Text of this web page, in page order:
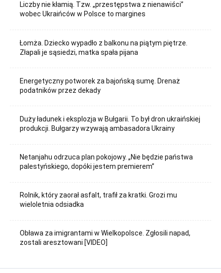
Liczby nie kłamią. Tzw. „przestępstwa z nienawiści”
wobec Ukraińców w Polsce to margines
Łomża. Dziecko wypadło z balkonu na piątym piętrze.
Złapali je sąsiedzi, matka spała pijana
Energetyczny potworek za bajońską sumę. Drenaż
podatników przez dekady
Duży ładunek i eksplozja w Bułgarii. To był dron ukraińskiej
produkcji. Bułgarzy wzywają ambasadora Ukrainy
Netanjahu odrzuca plan pokojowy. „Nie będzie państwa
palestyńskiego, dopóki jestem premierem”
Rolnik, który zaorał asfalt, trafił za kratki. Grozi mu
wieloletnia odsiadka
Obława za imigrantami w Wielkopolsce. Zgłosili napad,
zostali aresztowani [VIDEO]